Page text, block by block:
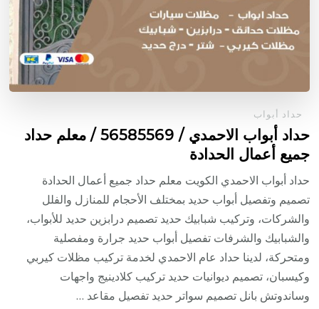
حداد أبواب
حداد أبواب الاحمدي / 56585569 / معلم حداد
جميع أعمال الحدادة
حداد أبواب الاحمدي الكويت معلم حداد جميع أعمال الحدادة
تصميم وتفصيل أبواب حديد بمختلف الأحجام للمنازل والفلل
والشركات، وتركيب شبابيك حديد تصميم درابزين حديد للأبواب،
والشبابيك والشرفات تفصيل أبواب حديد جرارة ومفصلية
ومتحركة، لدينا حداد عام الاحمدي لخدمة تركيب مظلات كيربي
وكيسبان، تصميم ديوانيات حديد تركيب كلادينيج واجهات
وساندوتش بانل تصميم سواتر حديد تفصيل مقاعد …